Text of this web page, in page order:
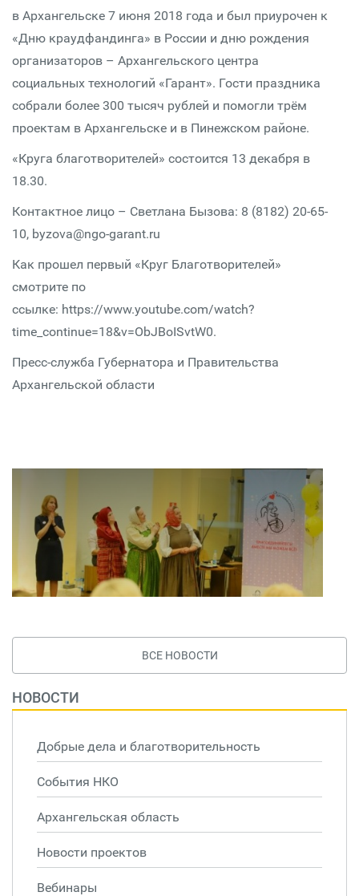
в Архангельске 7 июня 2018 года и был приурочен к
«Дню краудфандинга» в России и дню рождения
организаторов – Архангельского центра
социальных технологий «Гарант». Гости праздника
собрали более 300 тысяч рублей и помогли трём
проектам в Архангельске и в Пинежском районе.
«Круга благотворителей» состоится 13 декабря в
18.30.
Контактное лицо – Светлана Бызова: 8 (8182) 20-65-
10, byzova@ngo-garant.ru
Как прошел первый «Круг Благотворителей»
смотрите по
ссылке: https://www.youtube.com/watch?
time_continue=18&v=ObJBoISvtW0.
Пресс-служба Губернатора и Правительства
Архангельской области
ВСЕ НОВОСТИ
НОВОСТИ
Добрые дела и благотворительность
События НКО
Архангельская область
Новости проектов
Вебинары